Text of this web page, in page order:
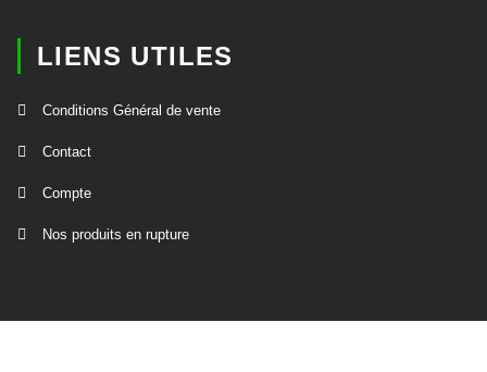
LIENS UTILES
Conditions Général de vente
Contact
Compte
Nos produits en rupture